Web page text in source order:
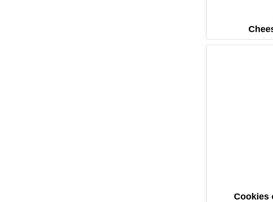
Cookies